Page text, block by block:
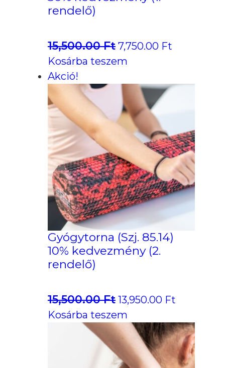
rendelő)
15,500.00Ft Original
price
15,500.00 Ft.
7,750.00 Ft
7,750.00
Kosárba teszem
Akció!
Gyógytorna (Szj. 85.14)
10% kedvezmény (2.
rendelő)
15,500.00Ft Original
price
was:
15,500.00 Ft.
13,950.00 Ft
is:
13,950.00
Kosárba teszem